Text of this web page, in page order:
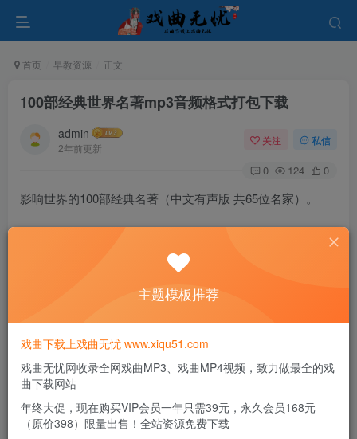
首页 早教资源 正文
100部经典世界名著mp3音频格式打包下载
admin
2年前更新
关注 私信
0 124 0
影响世界的100部经典名著（中文有声版 共65位名家）。
主题模板推荐
戏曲下载上戏曲无忧 www.xiqu51.com
戏曲无忧网收录全网戏曲MP3、戏曲MP4视频，致力做最全的戏
曲下载网站
年终大促，现在购买VIP会员一年只需39元，永久会员168元
（原价398）限量出售！全站资源免费下载